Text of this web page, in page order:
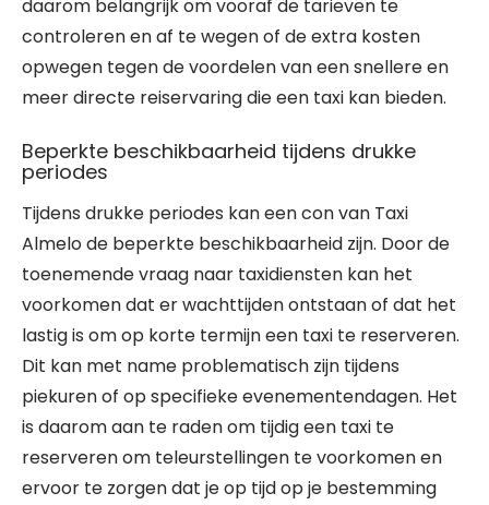
daarom belangrijk om vooraf de tarieven te
controleren en af te wegen of de extra kosten
opwegen tegen de voordelen van een snellere en
meer directe reiservaring die een taxi kan bieden.
Beperkte beschikbaarheid tijdens drukke
periodes
Tijdens drukke periodes kan een con van Taxi
Almelo de beperkte beschikbaarheid zijn. Door de
toenemende vraag naar taxidiensten kan het
voorkomen dat er wachttijden ontstaan of dat het
lastig is om op korte termijn een taxi te reserveren.
Dit kan met name problematisch zijn tijdens
piekuren of op specifieke evenementendagen. Het
is daarom aan te raden om tijdig een taxi te
reserveren om teleurstellingen te voorkomen en
ervoor te zorgen dat je op tijd op je bestemming